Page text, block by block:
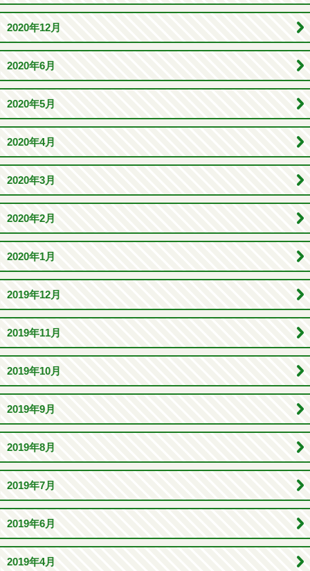
2020年12月
2020年6月
2020年5月
2020年4月
2020年3月
2020年2月
2020年1月
2019年12月
2019年11月
2019年10月
2019年9月
2019年8月
2019年7月
2019年6月
2019年4月